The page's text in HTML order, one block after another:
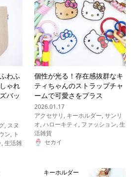
わふ
ゃれ
バッ
, スヌ
ン, ト
,生活雑
個性が光る！存在感抜群なキ
ティちゃんのストラップチャ
ームで可愛さをプラス
2026.01.17
アクセサリ , キーホルダー,サンリ
オ,ハローキティ, ファッション,生
活雑貨
セカイ
キーホルダー